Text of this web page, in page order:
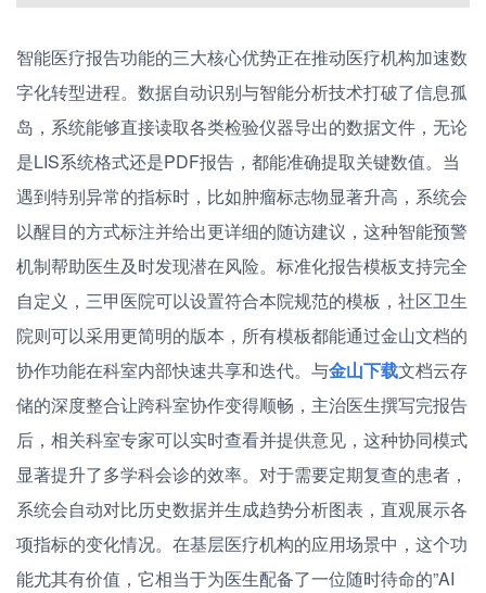
智能医疗报告功能的三大核心优势正在推动医疗机构加速数
字化转型进程。数据自动识别与智能分析技术打破了信息孤
岛，系统能够直接读取各类检验仪器导出的数据文件，无论
是LIS系统格式还是PDF报告，都能准确提取关键数值。当
遇到特别异常的指标时，比如肿瘤标志物显著升高，系统会
以醒目的方式标注并给出更详细的随访建议，这种智能预警
机制帮助医生及时发现潜在风险。标准化报告模板支持完全
自定义，三甲医院可以设置符合本院规范的模板，社区卫生
院则可以采用更简明的版本，所有模板都能通过金山文档的
协作功能在科室内部快速共享和迭代。与金山下载文档云存
储的深度整合让跨科室协作变得顺畅，主治医生撰写完报告
后，相关科室专家可以实时查看并提供意见，这种协同模式
显著提升了多学科会诊的效率。对于需要定期复查的患者，
系统会自动对比历史数据并生成趋势分析图表，直观展示各
项指标的变化情况。在基层医疗机构的应用场景中，这个功
能尤其有价值，它相当于为医生配备了一位随时待命的”AI